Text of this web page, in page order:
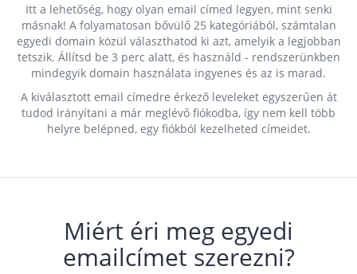
Itt a lehetőség, hogy olyan email címed legyen, mint senki
másnak! A folyamatosan bővülő 25 kategóriából, számtalan
egyedi domain közül választhatod ki azt, amelyik a legjobban
tetszik. Állítsd be 3 perc alatt, és használd - rendszerünkben
mindegyik domain használata ingyenes és az is marad.
A kiválasztott email címedre érkező leveleket egyszerűen át
tudod irányítani a már meglévő fiókodba, így nem kell több
helyre belépned, egy fiókból kezelheted címeidet.
Miért éri meg egyedi
emailcímet szerezni?